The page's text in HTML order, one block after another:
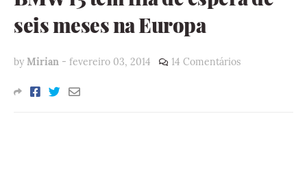
seis meses na Europa
by Mirian - fevereiro 03, 2014 14 Comentários